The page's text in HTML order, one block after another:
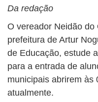
Da redação
O vereador Neidão
prefeitura de Artur
de Educação, estude
para a entrada de
municipais abrirem às
atualmente.